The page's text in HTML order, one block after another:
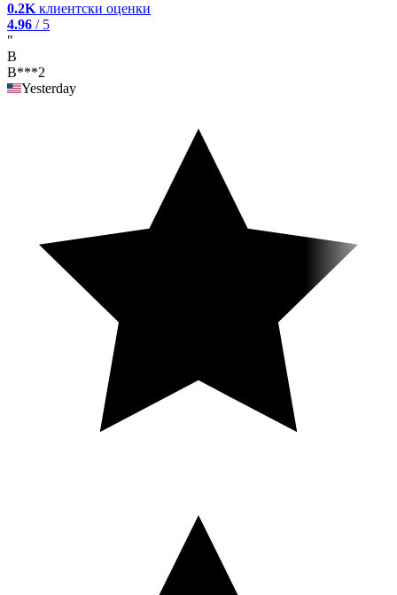
0.2K клиентски оценки
4.96 / 5
"
B
B***2
Yesterday